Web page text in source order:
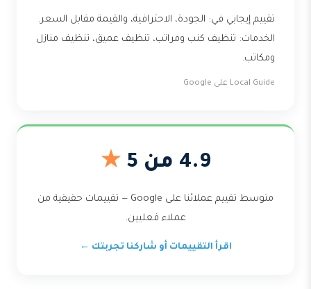
تقييم إيجابي في: الجودة، الاحترافية، والقيمة مقابل السعر.
الخدمات: تنظيف كنب ومراتب، تنظيف عميق، تنظيف منازل
ومكاتب.
Local Guide على Google
4.9 من 5 ★
متوسط تقييم عملائنا على Google — تقييمات حقيقية من
عملاء فعليين.
اقرأ التقييمات أو شاركنا تجربتك ←